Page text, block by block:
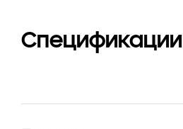
Спецификации